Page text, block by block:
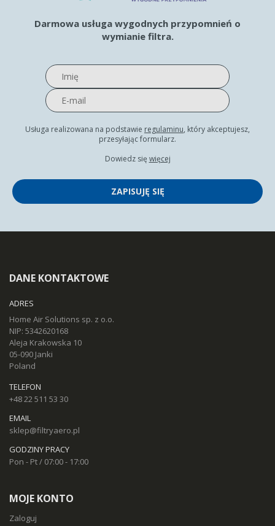
Darmowa usługa wygodnych przypomnień o
wymianie filtra.
Usługa realizowana na podstawie regulaminu, który akceptujesz,
przesyłając formularz.
Dowiedz się więcej
ZAPISUJĘ SIĘ
DANE KONTAKTOWE
ADRES
Home Air Solutions sp. z o.o.
NIP: 5342620168
Aleja Krakowska 10
05-090 Janki
Poland
TELEFON
+48 22 511 53 30
EMAIL
sklep@filtryaero.pl
GODZINY PRACY
Pon - Pt / 07:00 - 17:00
MOJE KONTO
Zaloguj